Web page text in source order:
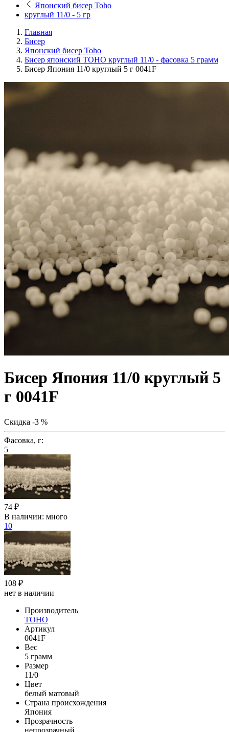
Японский бисер Toho
круглый 11/0 - 5 гр
Главная
Бисер
Японский бисер Toho
Бисер японский TOHO круглый 11/0 - фасовка 5 грамм
Бисер Япония 11/0 круглый 5 г 0041F
Бисер Япония 11/0 круглый 5
г 0041F
Скидка -3 %
Фасовка, г:
5
74 ₽
В наличии: много
10
108 ₽
нет в наличии
Производитель
TOHO
Артикул
0041F
Вес
5 грамм
Размер
11/0
Цвет
белый матовый
Страна происхождения
Япония
Прозрачность
непрозрачный